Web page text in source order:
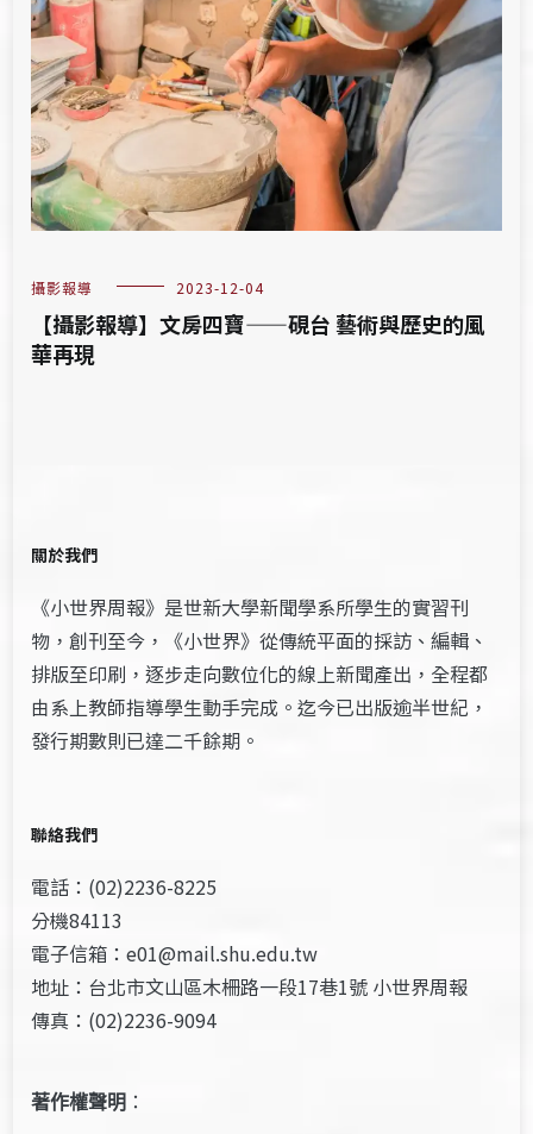
攝影報導 2023-12-04
【攝影報導】文房四寶——硯台 藝術與歷史的風
華再現
關於我們
《小世界周報》是世新大學新聞學系所學生的實習刊
物，創刊至今，《小世界》從傳統平面的採訪、編輯、
排版至印刷，逐步走向數位化的線上新聞產出，全程都
由系上教師指導學生動手完成。迄今已出版逾半世紀，
發行期數則已達二千餘期。
聯絡我們
電話：(02)2236-8225
分機84113
電子信箱：e01@mail.shu.edu.tw
地址：台北市文山區木柵路一段17巷1號 小世界周報
傳真：(02)2236-9094
著作權聲明 ：